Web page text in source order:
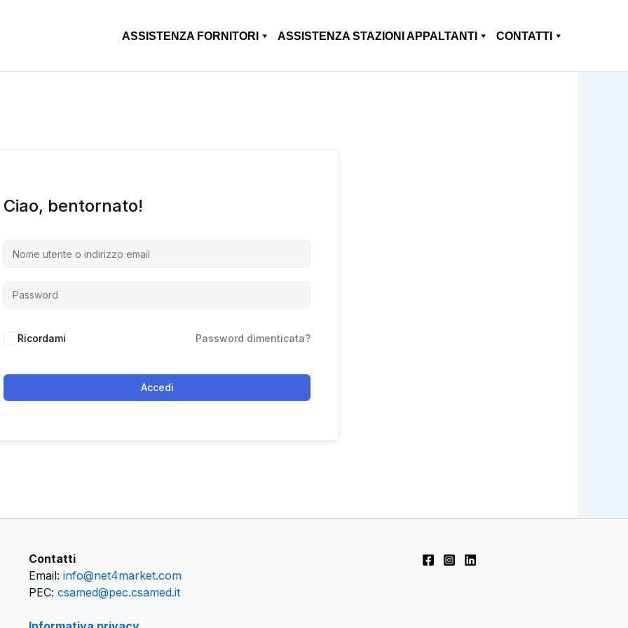
ASSISTENZA FORNITORI ASSISTENZA STAZIONI APPALTANTI CONTATTI
Ciao, bentornato!
Ricordami Password dimenticata?
Accedi
Contatti
Email: info@net4market.com
PEC: csamed@pec.csamed.it